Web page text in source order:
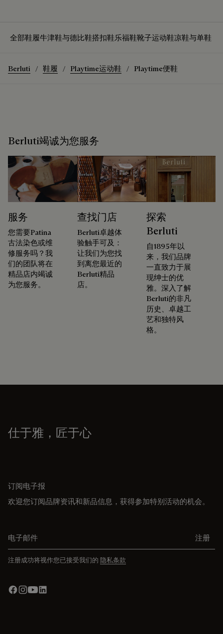
全部鞋履牛津鞋与德比鞋搭扣鞋乐福鞋靴子运动鞋凉鞋与单鞋
Berluti 鞋履 Playtime运动鞋 Playtime便鞋
Berluti竭诚为您服务
服务
您需要Patina
古法染色或维
修服务吗？我
们的团队将在
精品店内竭诚
为您服务。
查找门店
Berluti卓越体
验触手可及：
让我们为您找
到离您最近的
Berluti精品
店。
探索
Berluti
自1895年以
来，我们品牌
一直致力于展
现绅士的优
雅。深入了解
Berluti的非凡
历史、卓越工
艺和独特风
格。
仕于雅，匠于心
订阅电子报
欢迎您订阅品牌资讯和新品信息，获得参加特别活动的机会。
注册
注册成功将视作您已接受我们的 隐私条款